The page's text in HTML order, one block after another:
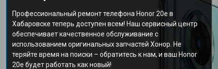
Профессиональный ремонт телефона Honor 20e в
Хабаровске теперь доступен всем! Наш сервисный центр
обеспечивает качественное обслуживание с
использованием оригинальных запчастей Хонор. Не
теряйте время на поиски – обратитесь к нам, и ваш Honor
20e будет работать как новый!